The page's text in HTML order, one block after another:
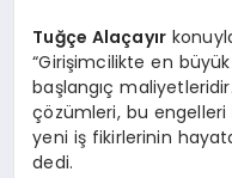
Tuğçe Alaçayır
“Girişimcilikte en
başlangıç
çözümleri, bu engelleri
yeni iş fikirlerinin
dedi.